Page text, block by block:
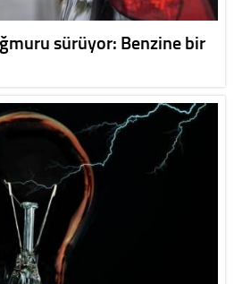
sürüyor: Benzine bir